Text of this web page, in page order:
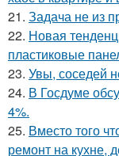
21. Задача не из
22. Новая
пластиковые
23. Увы, соседей
24. В Госдуме
4%.
25. Вместо того
ремонт на кухне,